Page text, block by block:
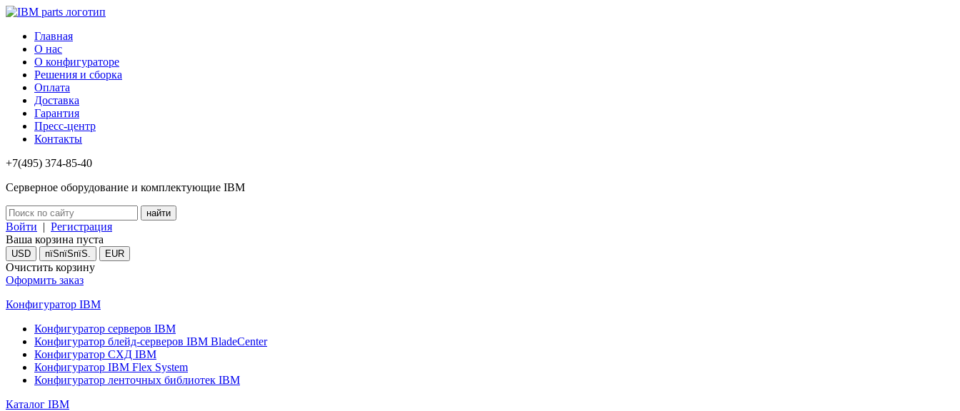
Главная
О нас
О конфигураторе
Решения и сборка
Оплата
Доставка
Гарантия
Пресс-центр
Контакты
+7(495) 374-85-40
Серверное оборудование и комплектующие IBM
Войти | Регистрация
Ваша корзина пуста
USD пїЅпїЅпїЅ. EUR
Очистить корзину
Оформить заказ
Конфигуратор IBM
Конфигуратор серверов IBM
Конфигуратор блейд-серверов IBM BladeCenter
Конфигуратор СХД IBM
Конфигуратор IBM Flex System
Конфигуратор ленточных библиотек IBM
Каталог IBM